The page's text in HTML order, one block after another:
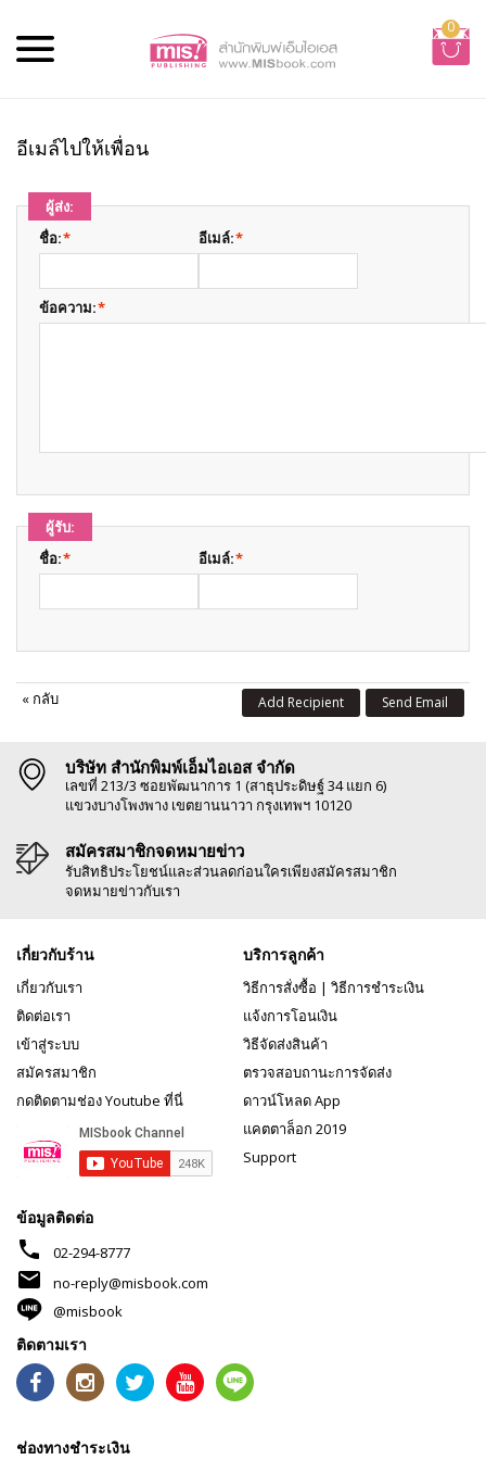
0
อีเมล์ไปให้เพื่อน
ผู้ส่ง:
*
ชื่อ: *
อีเมล์:
*
ข้อความ:
ผู้รับ:
*
ชื่อ: *
อีเมล์:
« กลับ Send Email
Add Recipient
บริษัท สำนักพิมพ์เอ็มไอเอส จำกัด
เลขที่ 213/3 ซอยพัฒนาการ 1 (สาธุประดิษฐ์ 34 แยก 6)
แขวงบางโพงพาง เขตยานนาวา กรุงเทพฯ 10120
สมัครสมาชิกจดหมายข่าว
รับสิทธิประโยชน์และส่วนลดก่อนใครเพียงสมัครสมาชิก
จดหมายข่าวกับเรา
เกี่ยวกับร้าน
เกี่ยวกับเรา
ติดต่อเรา
เข้าสู่ระบบ
สมัครสมาชิก
กดติดตามช่อง Youtube ที่นี่
บริการลูกค้า
วิธีการสั่งซื้อ | วิธีการชำระเงิน
แจ้งการโอนเงิน
วิธีจัดส่งสินค้า
ตรวจสอบถานะการจัดส่ง
ดาวน์โหลด App
แคตตาล็อก 2019
Support
ข้อมูลติดต่อ
phone 02-294-8777
mail
no-reply@misbook.com
@misbook
ติดตามเรา
ช่องทางชำระเงิน